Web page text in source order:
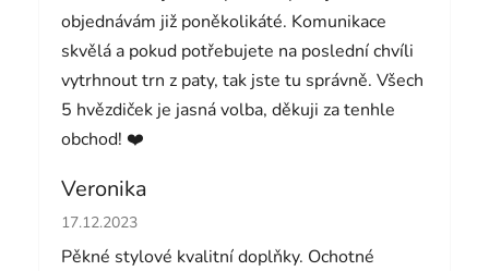
objednávám již poněkolikáté. Komunikace
skvělá a pokud potřebujete na poslední chvíli
vytrhnout trn z paty, tak jste tu správně. Všech
5 hvězdiček je jasná volba, děkuji za tenhle
obchod! ❤️
Veronika
Hodnocení obchodu je 5 z 5 hvězdiček.
17.12.2023
Pěkné stylové kvalitní doplňky. Ochotné